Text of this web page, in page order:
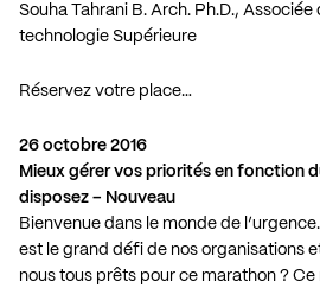
Souha Tahrani B. Arch. Ph.D.,
technologie Supérieure
Réservez votre place…
26 octobre 2016
Mieux gérer vos priorités en fonction
disposez – Nouveau
Bienvenue dans le monde de
est le grand défi de nos organisations
nous tous prêts pour ce marathon ? Ce